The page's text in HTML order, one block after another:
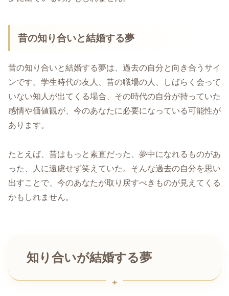
昔の知り合いと結婚する夢
昔の知り合いと結婚する夢は、過去の自分と向き合うサイ
ンです。学生時代の友人、昔の職場の人、しばらく会って
いない知人が出てくる場合、その時代の自分が持っていた
感情や価値観が、今のあなたに必要になっている可能性が
あります。
たとえば、昔はもっと素直だった、夢中になれるものがあ
った、人に遠慮せず笑えていた。そんな過去の自分を思い
出すことで、今のあなたが取り戻すべきものが見えてくる
かもしれません。
知り合いが結婚する夢